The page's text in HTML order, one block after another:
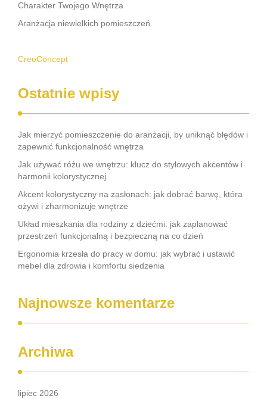
Charakter Twojego Wnętrza
Aranżacja niewielkich pomieszczeń
CreoConcept
Ostatnie wpisy
Jak mierzyć pomieszczenie do aranżacji, by uniknąć błędów i
zapewnić funkcjonalność wnętrza
Jak używać różu we wnętrzu: klucz do stylowych akcentów i
harmonii kolorystycznej
Akcent kolorystyczny na zasłonach: jak dobrać barwę, która
ożywi i zharmonizuje wnętrze
Układ mieszkania dla rodziny z dziećmi: jak zaplanować
przestrzeń funkcjonalną i bezpieczną na co dzień
Ergonomia krzesła do pracy w domu: jak wybrać i ustawić
mebel dla zdrowia i komfortu siedzenia
Najnowsze komentarze
Archiwa
lipiec 2026